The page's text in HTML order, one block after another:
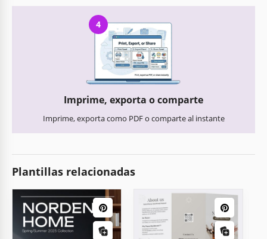
4
Imprime, exporta o comparte
Imprime, exporta como PDF o comparte al instante
Plantillas relacionadas